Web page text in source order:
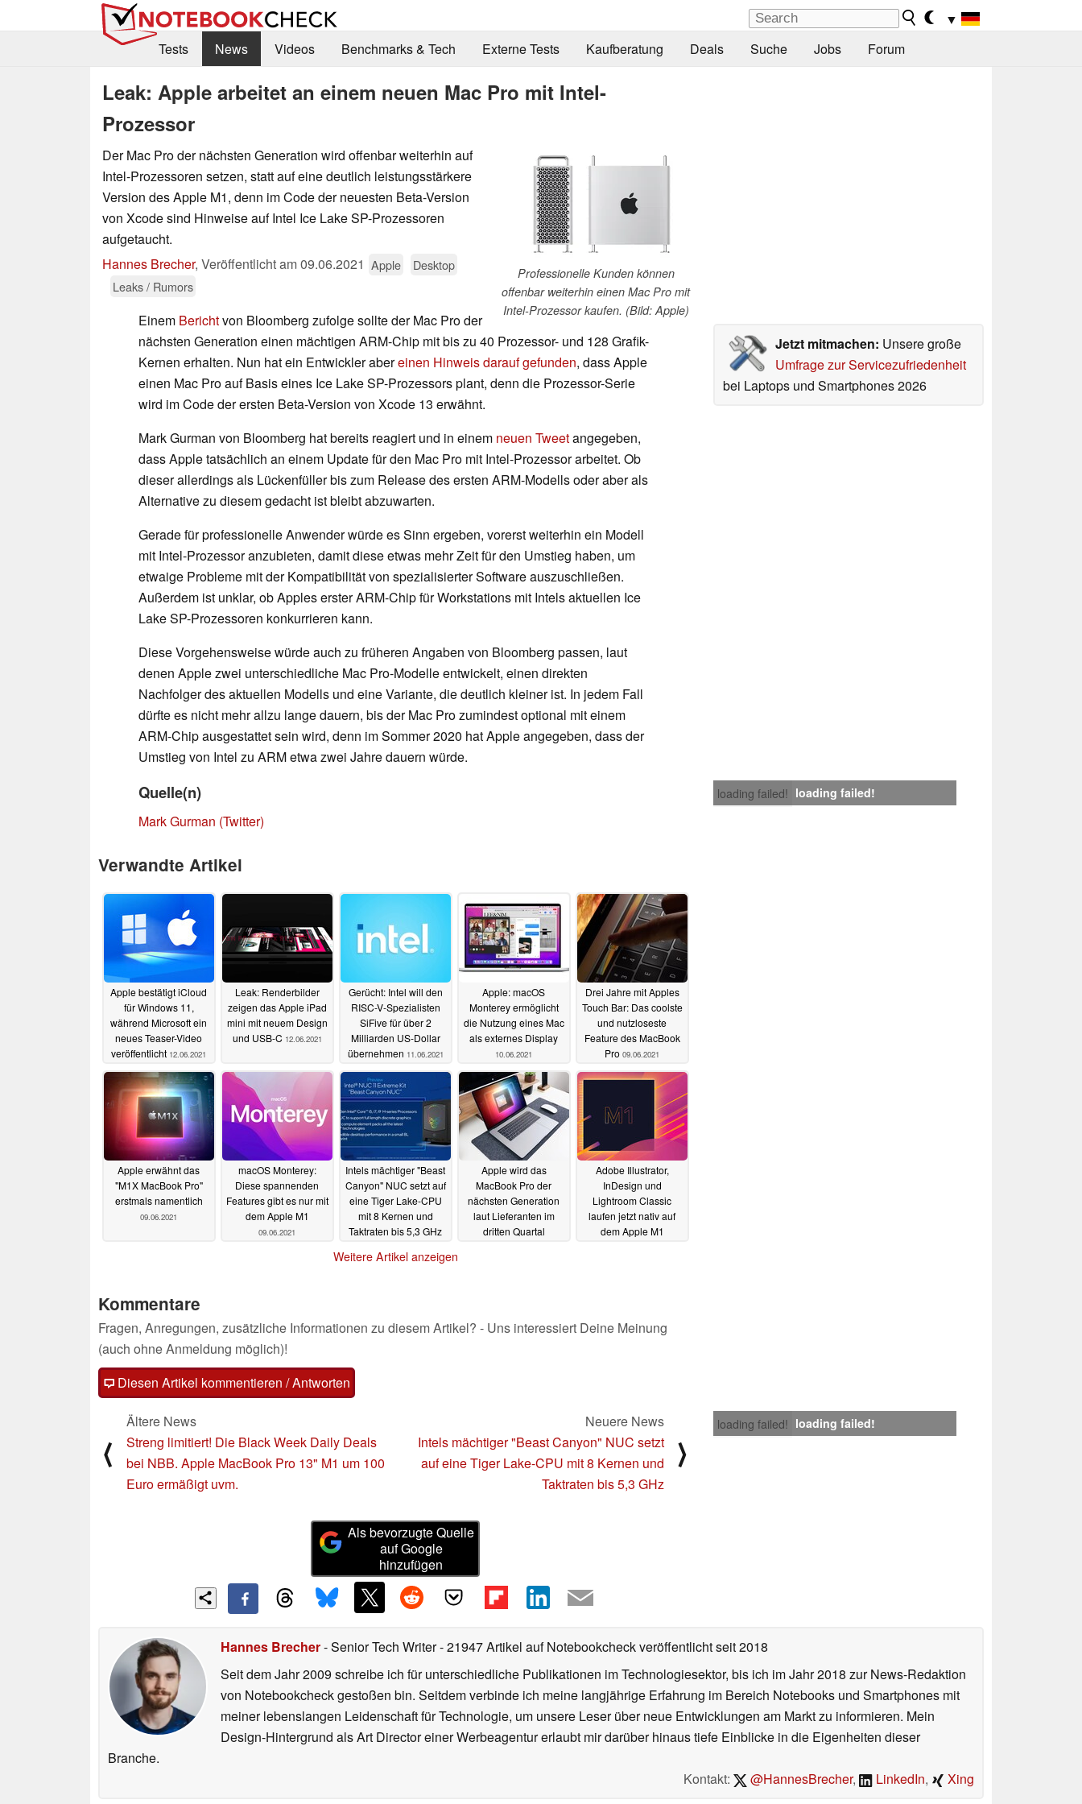
▼
Tests
News Videos Benchmarks & Tech Externe Tests Kaufberatung Deals Suche Jobs Forum
Leak: Apple arbeitet an einem neuen Mac Pro mit Intel-
Prozessor
Professionelle Kunden können
offenbar weiterhin einen Mac Pro mit
Intel-Prozessor kaufen. (Bild: Apple)
Der Mac Pro der nächsten Generation wird offenbar weiterhin auf
Intel-Prozessoren setzen, statt auf eine deutlich leistungsstärkere
Version des Apple M1, denn im Code der neuesten Beta-Version
von Xcode sind Hinweise auf Intel Ice Lake SP-Prozessoren
aufgetaucht.
Hannes Brecher, Veröffentlicht am09.06.2021 Apple
Desktop
Leaks / Rumors
Jetzt mitmachen: Unsere große
Umfrage zur Servicezufriedenheit
bei Laptops und Smartphones 2026
Einem Berichtvon Bloomberg zufolge sollte der Mac Pro der
nächsten Generation einen mächtigen ARM-Chip mit bis zu 40 Prozessor- und 128 Grafik-
Kernen erhalten. Nun hat ein Entwickler abereinen Hinweis darauf gefunden, dass Apple
einen Mac Pro auf Basis eines Ice Lake SP-Prozessors plant, denn die Prozessor-Serie
wird im Code der ersten Beta-Version von Xcode 13 erwähnt.
Mark Gurman von Bloomberg hat bereits reagiert und in einem neuen Tweetangegeben,
dass Apple tatsächlich an einem Update für den Mac Pro mit Intel-Prozessor arbeitet. Ob
dieser allerdings als Lückenfüller bis zum Release des ersten ARM-Modells oder aber als
Alternative zu diesem gedacht ist bleibt abzuwarten.
Gerade für professionelle Anwender würde es Sinn ergeben, vorerst weiterhin ein Modell
mit Intel-Prozessor anzubieten, damit diese etwas mehr Zeit für den Umstieg haben, um
etwaige Probleme mit der Kompatibilität von spezialisierter Software auszuschließen.
Außerdem ist unklar, ob Apples erster ARM-Chip für Workstations mit Intels aktuellen Ice
Lake SP-Prozessoren konkurrieren kann.
Diese Vorgehensweise würde auch zu früheren Angaben von Bloomberg passen, laut
denen Apple zwei unterschiedliche Mac Pro-Modelle entwickelt, einen direkten
Nachfolger des aktuellen Modells und eine Variante, die deutlich kleiner ist. In jedem Fall
dürfte es nicht mehr allzu lange dauern, bis der Mac Pro zumindest optional mit einem
ARM-Chip ausgestattet sein wird, denn im Sommer 2020 hat Apple angegeben, dass der
Umstieg von Intel zu ARM etwa zwei Jahre dauern würde.
loading failed! loading failed!
Quelle(n)
Mark Gurman (Twitter)
Verwandte Artikel
Apple bestätigt iCloud
für Windows 11,
während Microsoft ein
neues Teaser-Video
veröffentlicht 12.06.2021
Leak: Renderbilder
zeigen das Apple iPad
mini mit neuem Design
und USB-C 12.06.2021
Gerücht: Intel will den
RISC-V-Spezialisten
SiFive für über 2
Milliarden US-Dollar
übernehmen 11.06.2021
Apple: macOS
Monterey ermöglicht
die Nutzung eines Mac
als externes Display
10.06.2021
Drei Jahre mit Apples
Touch Bar: Das coolste
und nutzloseste
Feature des MacBook
Pro 09.06.2021
Apple erwähnt das
"M1X MacBook Pro"
erstmals namentlich
09.06.2021
macOS Monterey:
Diese spannenden
Features gibt es nur mit
dem Apple M1
09.06.2021
Intels mächtiger "Beast
Canyon" NUC setzt auf
eine Tiger Lake-CPU
mit 8 Kernen und
Taktraten bis 5,3 GHz
Apple wird das
MacBook Pro der
nächsten Generation
laut Lieferanten im
dritten Quartal
Adobe Illustrator,
InDesign und
Lightroom Classic
laufen jetzt nativ auf
dem Apple M1
Weitere Artikel anzeigen
Kommentare
Fragen, Anregungen, zusätzliche Informationen zu diesem Artikel? - Uns interessiert Deine Meinung
(auch ohne Anmeldung möglich)!
Diesen Artikel kommentieren / Antworten
loading failed! loading failed!
⟨
Ältere News
Streng limitiert! Die Black Week Daily Deals
bei NBB. Apple MacBook Pro 13" M1 um 100
Euro ermäßigt uvm.
Neuere News
Intels mächtiger "Beast Canyon" NUC setzt
auf eine Tiger Lake-CPU mit 8 Kernen und
Taktraten bis 5,3 GHz
⟩
Als bevorzugte Quelle
auf Google
hinzufügen
Hannes Brecher- Senior Tech Writer- 21947 Artikel auf Notebookcheck veröffentlichtseit 2018
Seit dem Jahr 2009 schreibe ich für unterschiedliche Publikationen im Technologiesektor, bis ich im Jahr 2018 zur News-Redaktion
von Notebookcheck gestoßen bin. Seitdem verbinde ich meine langjährige Erfahrung im Bereich Notebooks und Smartphones mit
meiner lebenslangen Leidenschaft für Technologie, um unsere Leser über neue Entwicklungen am Markt zu informieren. Mein
Design-Hintergrund als Art Director einer Werbeagentur erlaubt mir darüber hinaus tiefe Einblicke in die Eigenheiten dieser
Branche.
Kontakt:
@HannesBrecher, LinkedIn, Xing